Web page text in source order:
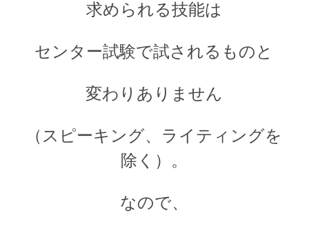
求められる技能は
センター試験で試されるものと
変わりありません
（スピーキング、ライティングを
除く）。
なので、